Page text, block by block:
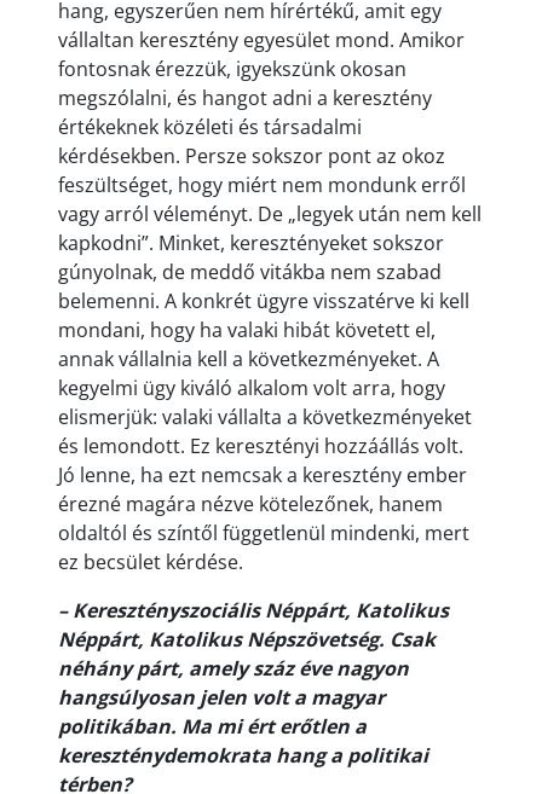
hang, egyszerűen nem hírértékű, amit egy
vállaltan keresztény egyesület mond. Amikor
fontosnak érezzük, igyekszünk okosan
megszólalni, és hangot adni a keresztény
értékeknek közéleti és társadalmi
kérdésekben. Persze sokszor pont az okoz
feszültséget, hogy miért nem mondunk erről
vagy arról véleményt. De „legyek után nem kell
kapkodni”. Minket, keresztényeket sokszor
gúnyolnak, de meddő vitákba nem szabad
belemenni. A konkrét ügyre visszatérve ki kell
mondani, hogy ha valaki hibát követett el,
annak vállalnia kell a következményeket. A
kegyelmi ügy kiváló alkalom volt arra, hogy
elismerjük: valaki vállalta a következményeket
és lemondott. Ez keresztényi hozzáállás volt.
Jó lenne, ha ezt nemcsak a keresztény ember
érezné magára nézve kötelezőnek, hanem
oldaltól és színtől függetlenül mindenki, mert
ez becsület kérdése.
– Keresztényszociális Néppárt, Katolikus
Néppárt, Katolikus Népszövetség. Csak
néhány párt, amely száz éve nagyon
hangsúlyosan jelen volt a magyar
politikában. Ma mi ért erőtlen a
kereszténydemokrata hang a politikai
térben?